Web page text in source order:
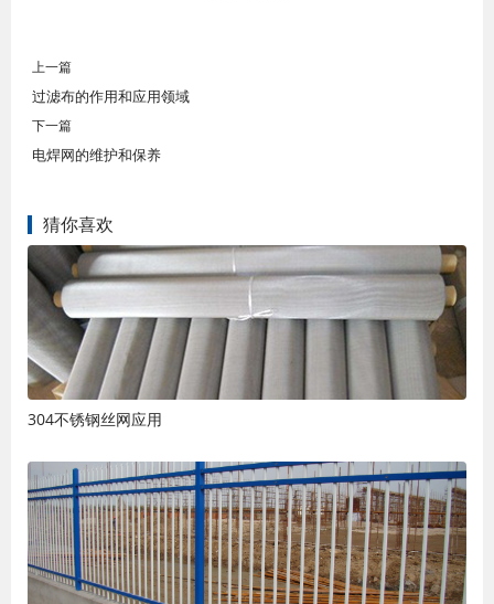
上一篇
过滤布的作用和应用领域
下一篇
电焊网的维护和保养
猜你喜欢
304不锈钢丝网应用